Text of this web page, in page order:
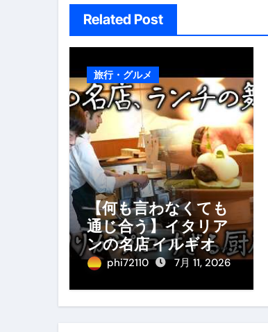
Related Post
旅行・グルメ
【何も言わなくても
通じ合う】イタリア
ンの名店 イルギオッ
トーネの厨房風景｜
phi72110 7月 11, 2026